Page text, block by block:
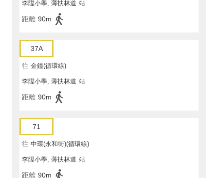
李陞小學, 薄扶林道 站
距離 90m
37A
往 金鐘(循環線)
李陞小學, 薄扶林道 站
距離 90m
71
往 中環(永和街)(循環線)
李陞小學, 薄扶林道 站
距離 90m